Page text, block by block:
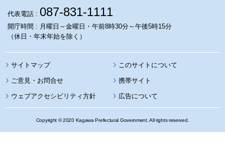
代表電話 : 087-831-1111
開庁時間 : 月曜日～金曜日・午前8時30分～午後5時15分
（休日・年末年始を除く）
サイトマップ このサイトについて
携帯サイト
ウェブアクセシビリティ方針 広告について
Copyright © 2020 Kagawa Prefectural Government. All rights reserved.